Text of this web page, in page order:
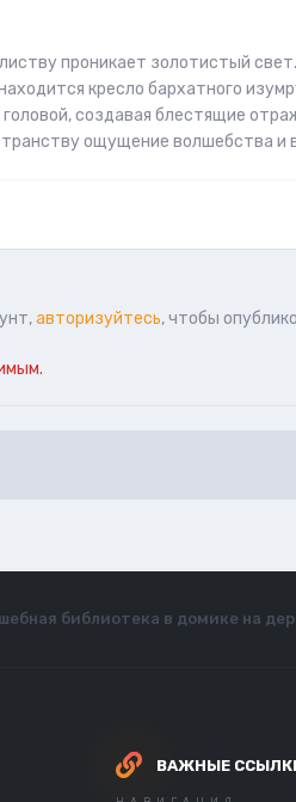
проникает золотистый
кресло бархатного
создавая блестящие
ощущение волшебства и
авторизуйтесь, чтобы
библиотека в домике на
ВАЖНЫЕ